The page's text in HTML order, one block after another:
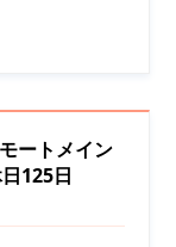
ートメイン
125日